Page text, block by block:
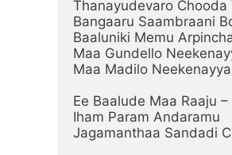
Thanayudevaro
Bangaaru Saambraani
Baaluniki Memu
Maa Gundello
Maa Madilo
Ee Baalude Maa Raaju
Iham Param Andaramu
Jagamanthaa Sandadi